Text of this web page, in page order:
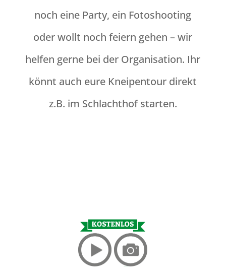
noch eine Party, ein Fotoshooting
oder wollt noch feiern gehen – wir
helfen gerne bei der Organisation. Ihr
könnt auch eure Kneipentour direkt
z.B. im Schlachthof starten.